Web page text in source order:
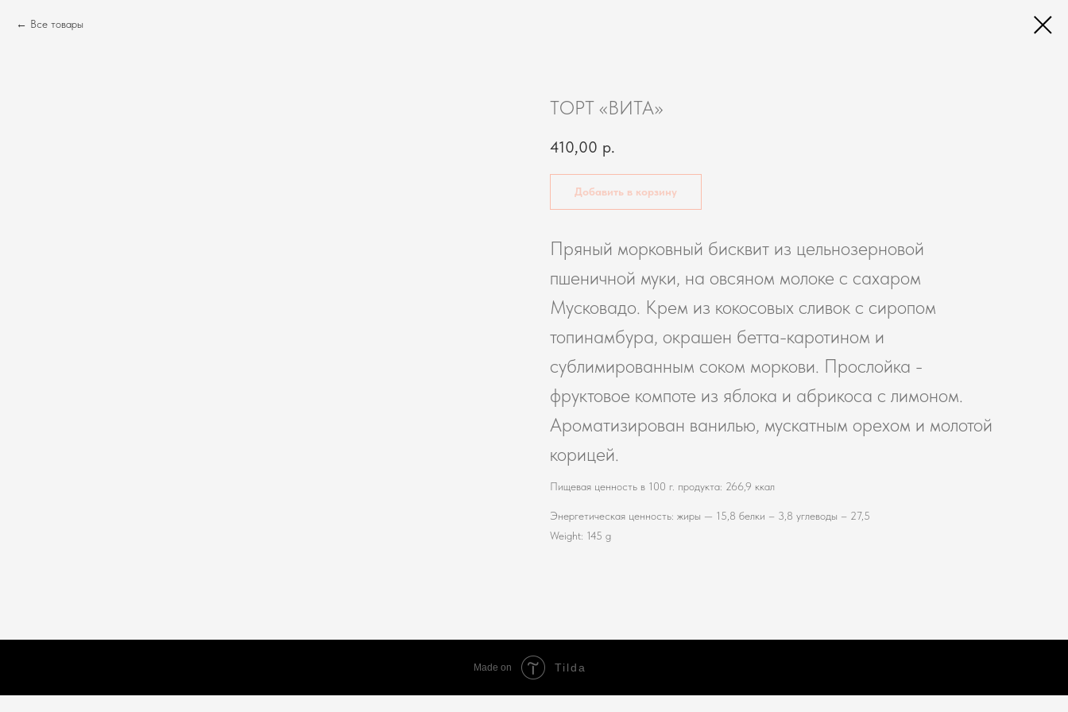
Все товары
ТОРТ «ВИТА»
410,00 р.
Добавить в корзину
Пряный морковный бисквит из цельнозерновой
пшеничной муки, на овсяном молоке с сахаром
Мусковадо. Крем из кокосовых сливок с сиропом
топинамбура, окрашен бетта-каротином и
сублимированным соком моркови. Прослойка -
фруктовое компоте из яблока и абрикоса с лимоном.
Ароматизирован ванилью, мускатным орехом и молотой
корицей.
Пищевая ценность в 100 г. продукта: 266,9 ккал
Энергетическая ценность: жиры — 15,8 белки – 3,8 углеводы – 27,5
Weight: 145 g
Made on Tilda